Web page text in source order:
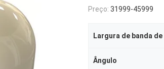
Preço: 31999-45999
Ângulo